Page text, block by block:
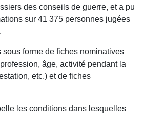
des conseils de guerre, et a pu
sur 41 375 personnes jugées
sous forme de fiches nominatives
âge, activité pendant la
etc.) et de fiches
les conditions dans lesquelles